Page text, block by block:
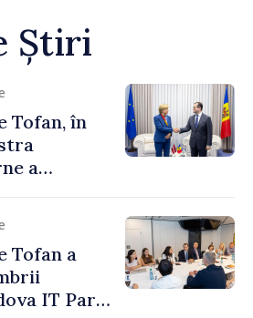
Știri
Tofan, în
a
Tofan a
IT Park: